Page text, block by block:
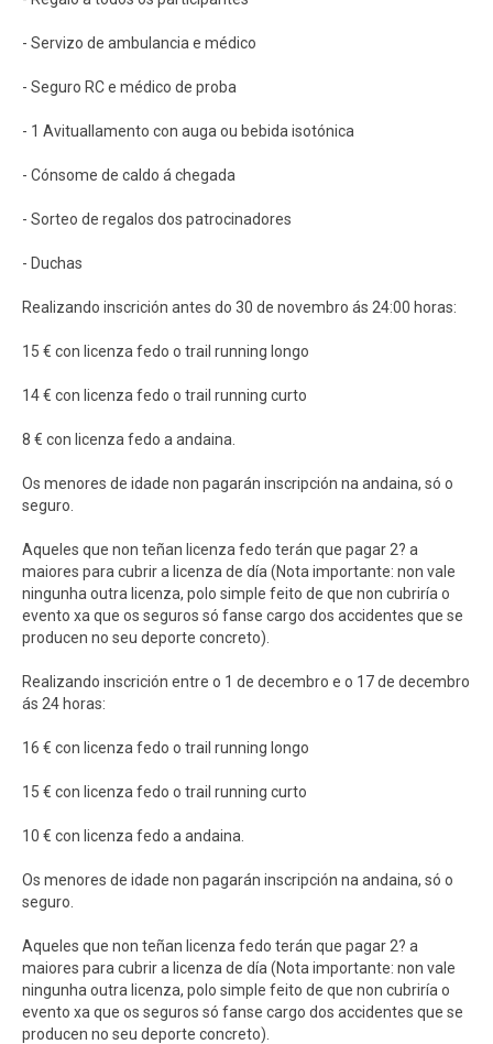
- Servizo de ambulancia e médico
- Seguro RC e médico de proba
- 1 Avituallamento con auga ou bebida isotónica
- Cónsome de caldo á chegada
- Sorteo de regalos dos patrocinadores
- Duchas
Realizando inscrición antes do 30 de novembro ás 24:00 horas:
15 € con licenza fedo o trail running longo
14 € con licenza fedo o trail running curto
8 € con licenza fedo a andaina.
Os menores de idade non pagarán inscripción na andaina, só o
seguro.
Aqueles que non teñan licenza fedo terán que pagar 2? a
maiores para cubrir a licenza de día (Nota importante: non vale
ningunha outra licenza, polo simple feito de que non cubriría o
evento xa que os seguros só fanse cargo dos accidentes que se
producen no seu deporte concreto).
Realizando inscrición entre o 1 de decembro e o 17 de decembro
ás 24 horas:
16 € con licenza fedo o trail running longo
15 € con licenza fedo o trail running curto
10 € con licenza fedo a andaina.
Os menores de idade non pagarán inscripción na andaina, só o
seguro.
Aqueles que non teñan licenza fedo terán que pagar 2? a
maiores para cubrir a licenza de día (Nota importante: non vale
ningunha outra licenza, polo simple feito de que non cubriría o
evento xa que os seguros só fanse cargo dos accidentes que se
producen no seu deporte concreto).